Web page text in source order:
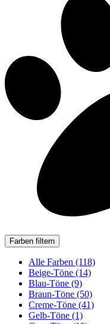
Farben filtern
Alle Farben (118)
Beige-Töne (14)
Blau-Töne (9)
Braun-Töne (50)
Creme-Töne (41)
Gelb-Töne (1)